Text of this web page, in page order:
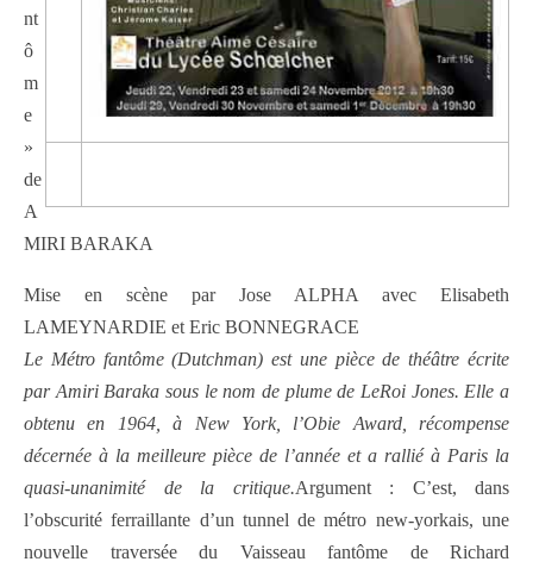
nt
ô
m
e
»
de
A
MIRI BARAKA
Mise en scène par Jose ALPHA avec Elisabeth
LAMEYNARDIE et Eric BONNEGRACE
Le Métro fantôme (Dutchman) est une pièce de théâtre écrite
par Amiri Baraka sous le nom de plume de LeRoi Jones. Elle a
obtenu en 1964, à New York, l’Obie Award, récompense
décernée à la meilleure pièce de l’année et a rallié à Paris la
quasi-unanimité de la critique.Argument : C’est, dans
l’obscurité ferraillante d’un tunnel de métro new-yorkais, une
nouvelle traversée du Vaisseau fantôme de Richard